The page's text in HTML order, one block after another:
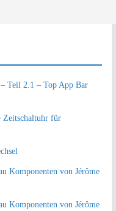
Teil 2.1 – Top App Bar
Zeitschaltuhr für
Komponenten von Jérôme
Komponenten von Jérôme